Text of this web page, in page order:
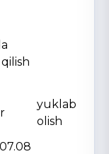
yuklab
olish